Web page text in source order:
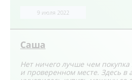
9 июля 2022
Саша
Нет ничего лучше чем
и проверенном месте. Здесь в